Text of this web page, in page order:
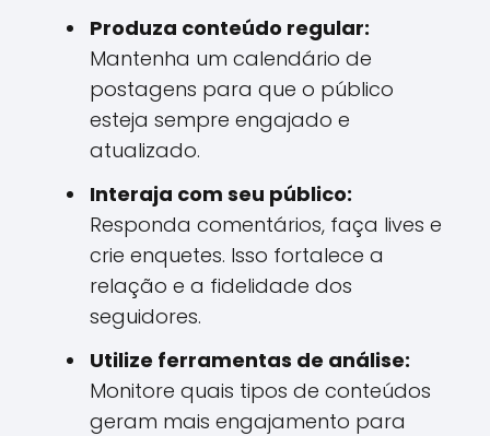
Produza conteúdo regular:
Mantenha um calendário de
postagens para que o público
esteja sempre engajado e
atualizado.
Interaja com seu público:
Responda comentários, faça lives e
crie enquetes. Isso fortalece a
relação e a fidelidade dos
seguidores.
Utilize ferramentas de análise:
Monitore quais tipos de conteúdos
geram mais engajamento para